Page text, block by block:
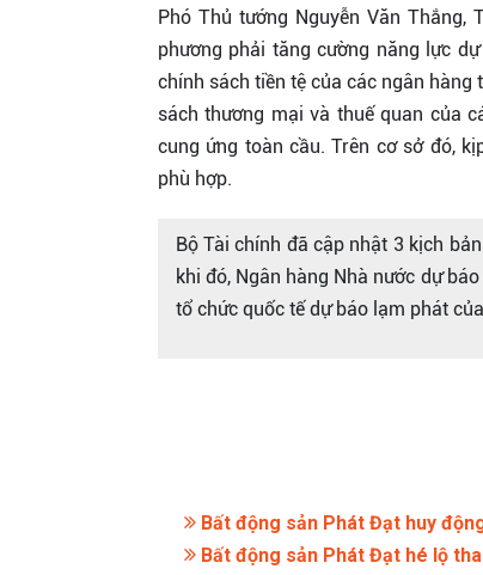
Phó Thủ tướng Nguyễn Văn Thắng,
phương phải tăng cường năng lực
chính sách tiền tệ của các ngân hàng
sách thương mại và thuế quan của
cung ứng toàn cầu. Trên cơ sở đó,
phù hợp.
Bộ Tài chính đã cập nhật 3 kịch
khi đó, Ngân hàng Nhà nước dự
tổ chức quốc tế dự báo lạm phát
Bất động sản Phát Đạt huy
Bất động sản Phát Đạt hé lộ